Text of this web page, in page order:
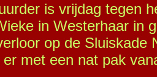
is vrijdag tegen
in Westerhaar in
op de Sluiskade
er met een nat pak